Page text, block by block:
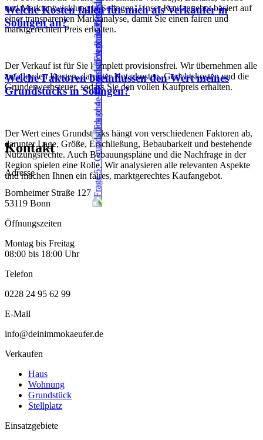
und Marktentwicklung in Solingen. Unser Kaufangebot basiert auf
einer transparenten Marktanalyse, damit Sie einen fairen und
marktgerechten Preis erhalten.
Welche Kosten fallen für mich als Verkäufer in
Solingen an?
Der Verkauf ist für Sie komplett provisionsfrei. Wir übernehmen alle
anfallenden Kosten, darunter Notarkosten, Gerichtskosten und die
Grunderwerbsteuer, sodass Sie den vollen Kaufpreis erhalten.
Welche Faktoren beeinflussen den Wert meines
Grundstücks in Solingen?
Der Wert eines Grundstücks hängt von verschiedenen Faktoren ab,
darunter Lage, Größe, Erschließung, Bebaubarkeit und bestehende
Nutzungsrechte. Auch Bebauungspläne und die Nachfrage in der
Region spielen eine Rolle. Wir analysieren alle relevanten Aspekte
und machen Ihnen ein faires, marktgerechtes Kaufangebot.
Kontakt
Adresse
Bornheimer Straße 127
53119 Bonn
Öffnungszeiten
Montag bis Freitag
08:00 bis 18:00 Uhr
Telefon
0228 24 95 62 99
E-Mail
info@deinimmokaeufer.de
Verkaufen
Haus
Wohnung
Grundstück
Stellplatz
Einsatzgebiete